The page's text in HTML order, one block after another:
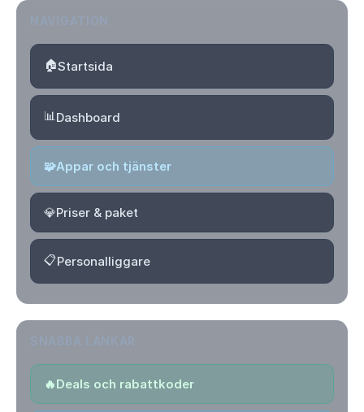
🏠Startsida
📊Dashboard
🧩Appar och tjänster
💎Priser & paket
📋Personalliggare
🔥Deals och rabattkoder